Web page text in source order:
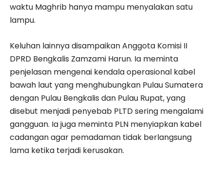
waktu Maghrib hanya mampu menyalakan satu
lampu.
Keluhan lainnya disampaikan Anggota Komisi II
DPRD Bengkalis Zamzami Harun. Ia meminta
penjelasan mengenai kendala operasional kabel
bawah laut yang menghubungkan Pulau Sumatera
dengan Pulau Bengkalis dan Pulau Rupat, yang
disebut menjadi penyebab PLTD sering mengalami
gangguan. Ia juga meminta PLN menyiapkan kabel
cadangan agar pemadaman tidak berlangsung
lama ketika terjadi kerusakan.